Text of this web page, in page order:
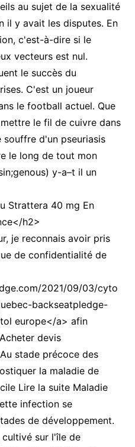
au sujet de la sexualité
il y avait les disputes. En
c'est-à-dire si le
vecteurs est nul.
le succès du
C'est un joueur
le football actuel. Que
le fil de cuivre dans
souffre d'un pseuriasis
le long de tout mon
y-a–t il un
Strattera 40 mg En
h2>
je reconnais avoir pris
de confidentialité de
2021/09/03/cyto
backseatpledge-
europe</a> afin
devis
stade précoce des
la maladie de
Lire la suite Maladie
infection se
de développement.
sur l'île de